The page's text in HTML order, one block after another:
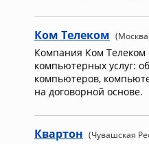
Ком Телеком
Компания Ком Телеком
компьютерных услуг:
компьютеров,
на договорной основе.
Квартон (Чувашская